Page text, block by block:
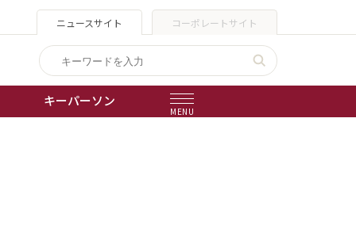
ニュースサイト コーポレートサイト
キーパーソン
MENU